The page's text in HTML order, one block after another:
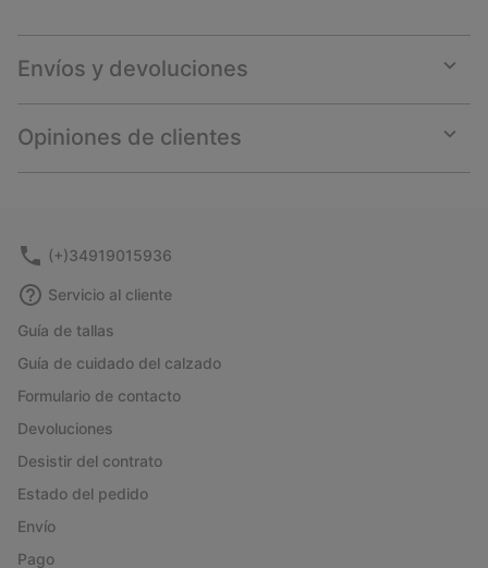
Envíos y devoluciones
or
Opiniones de clientes
or
(+)34919015936
Servicio al cliente
Guía de tallas
Guía de cuidado del calzado
Formulario de contacto
Devoluciones
Desistir del contrato
Estado del pedido
Envío
Pago